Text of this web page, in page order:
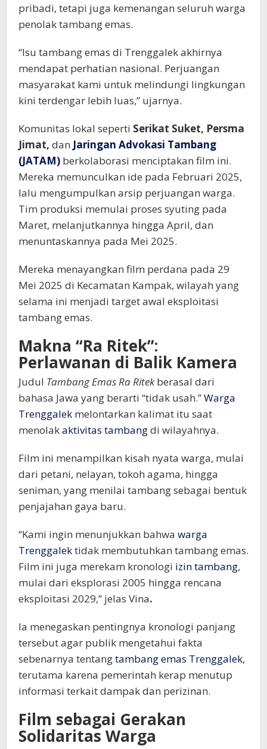
pribadi, tetapi juga kemenangan seluruh warga
penolak tambang emas.
“Isu tambang emas di Trenggalek akhirnya
mendapat perhatian nasional. Perjuangan
masyarakat kami untuk melindungi lingkungan
kini terdengar lebih luas,” ujarnya.
Komunitas lokal seperti Serikat Suket, Persma
Jimat, dan Jaringan Advokasi Tambang
(JATAM) berkolaborasi menciptakan film ini.
Mereka memunculkan ide pada Februari 2025,
lalu mengumpulkan arsip perjuangan warga.
Tim produksi memulai proses syuting pada
Maret, melanjutkannya hingga April, dan
menuntaskannya pada Mei 2025.
Mereka menayangkan film perdana pada 29
Mei 2025 di Kecamatan Kampak, wilayah yang
selama ini menjadi target awal eksploitasi
tambang emas.
Makna “Ra Ritek”:
Perlawanan di Balik Kamera
Judul Tambang Emas Ra Ritekberasal dari
bahasa Jawa yang berarti “tidak usah.”Warga
Trenggalek melontarkan kalimat itu saat
menolakaktivitas tambangdi wilayahnya.
Film ini menampilkan kisah nyata warga, mulai
dari petani, nelayan, tokoh agama, hingga
seniman, yang menilai tambang sebagai bentuk
penjajahan gaya baru.
“Kami ingin menunjukkan bahwa warga
Trenggalektidak membutuhkan tambang emas.
Film ini juga merekam kronologi izin tambang,
mulai dari eksplorasi 2005 hingga rencana
eksploitasi 2029,” jelas Vina.
Ia menegaskan pentingnya kronologi panjang
tersebut agar publik mengetahui fakta
sebenarnya tentangtambang emas Trenggalek,
terutama karena pemerintah kerap menutup
informasi terkait dampak dan perizinan.
Film sebagai Gerakan
Solidaritas Warga